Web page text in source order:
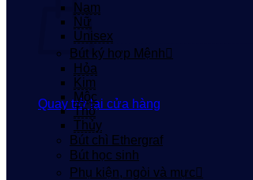
Quay trở lại cửa hàng
Nam
Nữ
Unisex
Bút ký hợp Mệnh
Hỏa
Kim
Mộc
Thổ
Thủy
Bút chì Ethergraf
Bút học sinh
Phụ kiện, ngòi và mực